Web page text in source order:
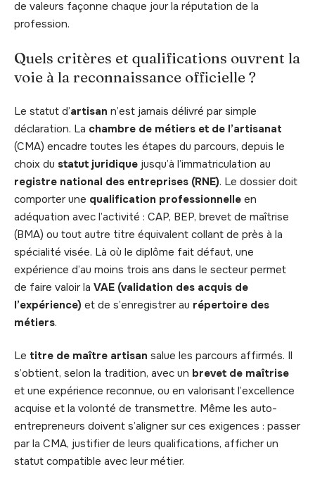
de valeurs façonne chaque jour la réputation de la
profession.
Quels critères et qualifications ouvrent la
voie à la reconnaissance officielle ?
Le statut d’artisan n’est jamais délivré par simple
déclaration. La chambre de métiers et de l’artisanat
(CMA) encadre toutes les étapes du parcours, depuis le
choix du statut juridique jusqu’à l’immatriculation au
registre national des entreprises (RNE). Le dossier doit
comporter une qualification professionnelle en
adéquation avec l’activité : CAP, BEP, brevet de maîtrise
(BMA) ou tout autre titre équivalent collant de près à la
spécialité visée. Là où le diplôme fait défaut, une
expérience d’au moins trois ans dans le secteur permet
de faire valoir la VAE (validation des acquis de
l’expérience) et de s’enregistrer au répertoire des
métiers.
Le titre de maître artisan salue les parcours affirmés. Il
s’obtient, selon la tradition, avec un brevet de maîtrise
et une expérience reconnue, ou en valorisant l’excellence
acquise et la volonté de transmettre. Même les auto-
entrepreneurs doivent s’aligner sur ces exigences : passer
par la CMA, justifier de leurs qualifications, afficher un
statut compatible avec leur métier.